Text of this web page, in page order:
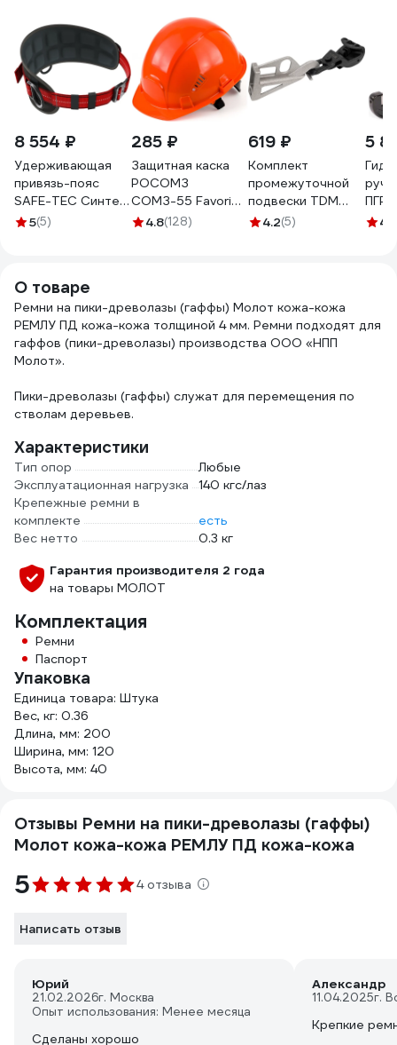
8 554 ₽
Удерживающая
привязь-пояс
SAFE-TEC Синтез
STB1
5(5)
285 ₽
Защитная каска
РОСОМЗ
СОМЗ-55 FavoriT
Trek, оранжевая
4.8(128)
619 ₽
Комплект
промежуточной
подвески TDM
ELECTRIC КОПП
4.2(5)
5
4.8
О товаре
Ремни на пики-древолазы (гаффы) Молот кожа-кожа
РЕМЛУ ПД кожа-кожа толщиной 4 мм. Ремни подходят для
гаффов (пики-древолазы) производства ООО «НПП
Молот».
Пики-древолазы (гаффы) служат для перемещения по
стволам деревьев.
Характеристики
Тип опор
Любые
Эксплуатационная нагрузка
140 кгс/лаз
Крепежные ремни в
комплекте
есть
Вес нетто
0.3 кг
Гарантия производителя 2 года
на товары МОЛОТ
Комплектация
Ремни
Паспорт
Упаковка
Единица товара: Штука
Вес, кг: 0.36
Длина, мм: 200
Ширина, мм: 120
Высота, мм: 40
Отзывы Ремни на пики-древолазы (гаффы)
Молот кожа-кожа РЕМЛУ ПД кожа-кожа
5 4 отзыва
Написать отзыв
Юрий
21.02.2026г. Москва
Опыт использования: Менее месяца
Сделаны хорошо
Александр
11.04.2025г.
Крепкие